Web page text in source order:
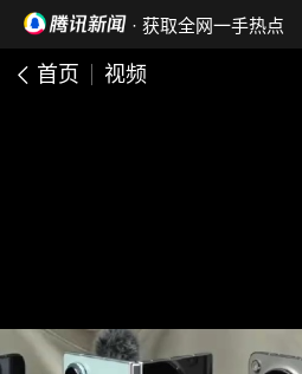
· 获取全网一手热点
首页 视频